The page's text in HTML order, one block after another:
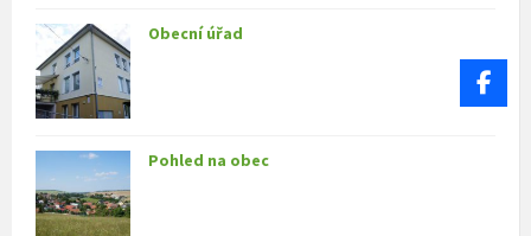
Obecní úřad
Pohled na obec